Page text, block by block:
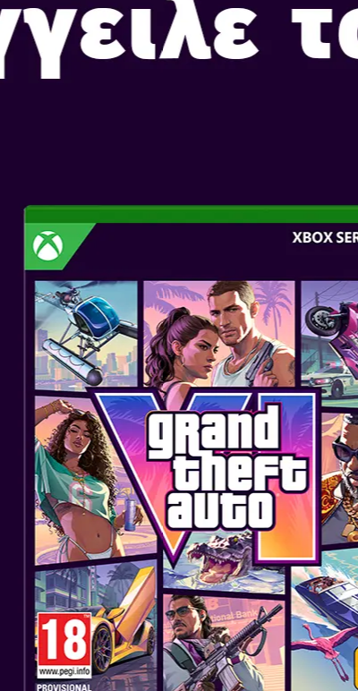
ΝΕΑ ΧΕΙΡΙΣΤΗΡΙΑ JOY-CON 2
Γνωρίστε τα νέα χειριστήρια Joy-Con 2, σχεδιασμένα για
αποσυνδέονται εύκολα. Ισχυροί μαγνήτες κρατούν τα
χρησιμοποιείτε χειριστήρια ποντικιού σε επιφάνειες όπως
γόνατά σας. Και τα δύο χειριστήρια Joy-Con 2 μπορούν να
χειριστήρια ποντικιού ταυτόχρονα, ανοίγοντας νέους
ΟΛΟΙ ΜΑΖΙ, ΟΠΟΤΕΔΗΠΟΤΕ,
To GameChat, μια ολοκαίνουργια λειτουργία στο Nintendo
σε μια ομάδα έως και 12 ατόμων να συνομιλούν ενώ
Μπορείτε να μοιραστείτε την οθόνη του παιχνιδιού σας
να μοιραστούν την οθόνη τους ταυτόχρονα. Συνδέστε μια
USB-C για να βλέπετε ο ένας τον άλλον ενώ παίζετε.
Με το Gamechat, μπορείτε να παίξετε παιχνίδια και να
σαν να είστε όλοι στο ίδιο δωμάτιο, ακόμα και αν είστε
Ξεκινήστε μια συνομιλία με φίλους ή οικογένεια
το κουμπί C.
Σε παιχνίδια που υποστηρίζουν το GameShare στο
μπορείτε να μοιράζεστε παιχνίδια με φίλους και
έχουν το παιχνίδι. Όλοι μπορούν να παίξουν μαζί!
ΠΑΙΞΤΕ ΜΕ ΤΟΝ ΤΡΟΠΟ ΠΟΥ
Το Nintendo Switch 2 μπορεί να μεταμορφωθεί για να